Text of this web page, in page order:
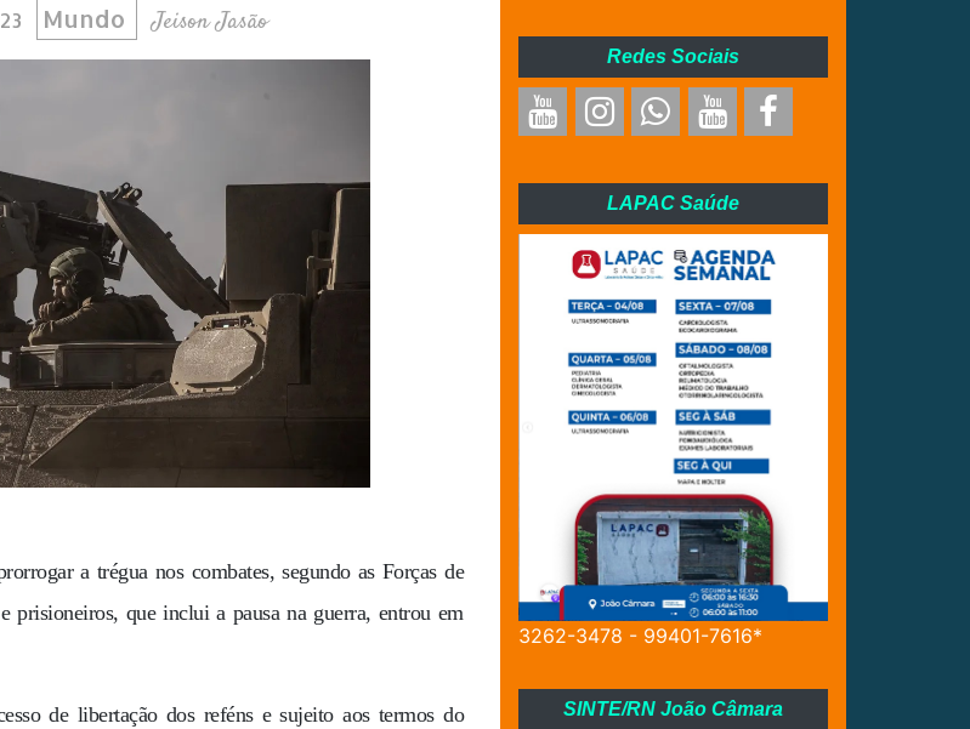
Mundo Jeison Jasão
a trégua nos combates, segundo as Forças de
prisioneiros, que inclui a pausa na guerra, entrou em
de libertação dos reféns e sujeito aos termos do
Redes Sociais
LAPAC Saúde
3262-3478 - 99401-7616*
SINTE/RN João Câmara